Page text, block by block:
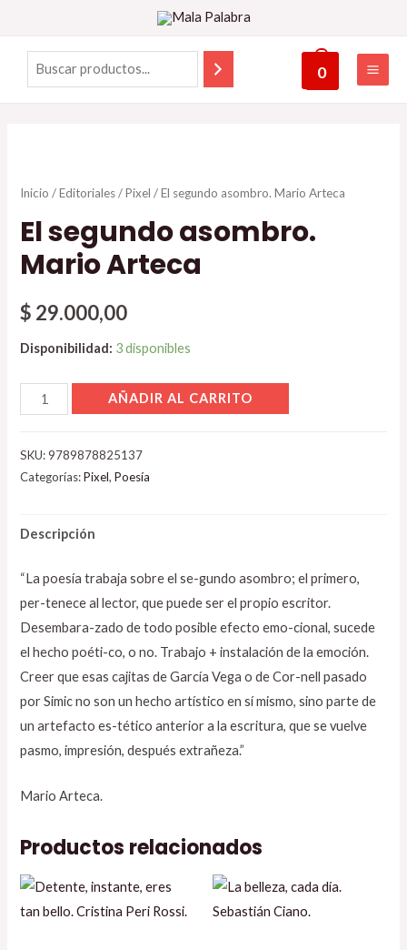
0
Inicio /Editoriales/Pixel / El segundo asombro. Mario Arteca
El segundo asombro.
Mario Arteca
$ 29.000,00
Disponibilidad: 3 disponibles
AÑADIR AL CARRITO
SKU:9789878825137
Categorías:Pixel,Poesía
Descripción
“La poesía trabaja sobre el se-gundo asombro; el primero,
per-tenece al lector, que puede ser el propio escritor.
Desembara-zado de todo posible efecto emo-cional, sucede
el hecho poéti-co, o no. Trabajo + instalación de la emoción.
Creer que esas cajitas de García Vega o de Cor-nell pasado
por Simic no son un hecho artístico en sí mismo, sino parte de
un artefacto es-tético anterior a la escritura, que se vuelve
pasmo, impresión, después extrañeza.”
Mario Arteca.
Productos relacionados